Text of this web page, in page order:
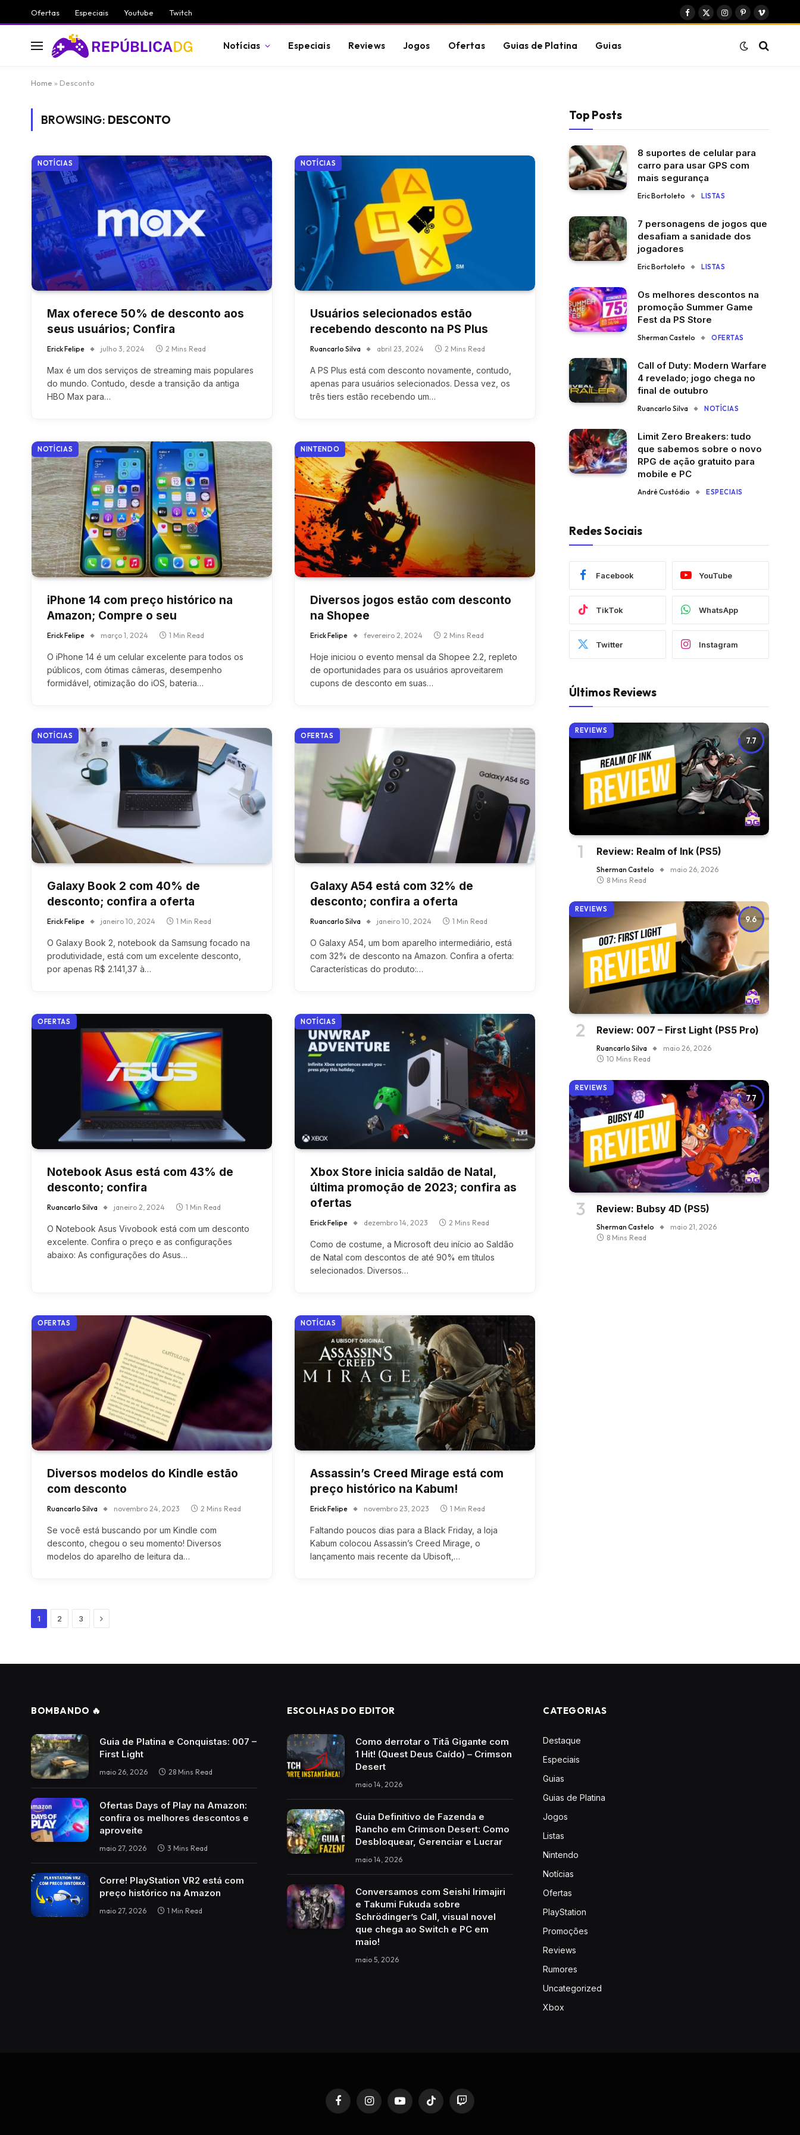
Ofertas Especiais Youtube Twitch
Facebook
X
Instagram
PinterestVimeo
Notícias Especiais Reviews Jogos Ofertas Guias de Platina Guias
Home » Desconto
BROWSING: DESCONTO
NOTÍCIAS
Max oferece 50% de desconto aos
seus usuários; Confira
Erick Felipe julho 3, 2024 2 Mins Read
Max é um dos serviços de streaming mais populares
do mundo. Contudo, desde a transição da antiga
HBO Max para…
NOTÍCIAS
Usuários selecionados estão
recebendo desconto na PS Plus
Ruancarlo Silva abril 23, 2024 2 Mins Read
A PS Plus está com desconto novamente, contudo,
apenas para usuários selecionados. Dessa vez, os
três tiers estão recebendo um…
NOTÍCIAS
iPhone 14 com preço histórico na
Amazon; Compre o seu
Erick Felipe março 1, 2024 1 Min Read
O iPhone 14 é um celular excelente para todos os
públicos, com ótimas câmeras, desempenho
formidável, otimização do iOS, bateria…
NINTENDO
Diversos jogos estão com desconto
na Shopee
Erick Felipe fevereiro 2, 2024 2 Mins Read
Hoje iniciou o evento mensal da Shopee 2.2, repleto
de oportunidades para os usuários aproveitarem
cupons de desconto em suas…
NOTÍCIAS
Galaxy Book 2 com 40% de
desconto; confira a oferta
Erick Felipe janeiro 10, 2024 1 Min Read
O Galaxy Book 2, notebook da Samsung focado na
produtividade, está com um excelente desconto,
por apenas R$ 2.141,37 à…
OFERTAS
Galaxy A54 está com 32% de
desconto; confira a oferta
Ruancarlo Silva janeiro 10, 2024 1 Min Read
O Galaxy A54, um bom aparelho intermediário, está
com 32% de desconto na Amazon. Confira a oferta:
Características do produto:…
OFERTAS
Notebook Asus está com 43% de
desconto; confira
Ruancarlo Silva janeiro 2, 2024 1 Min Read
O Notebook Asus Vivobook está com um desconto
excelente. Confira o preço e as configurações
abaixo: As configurações do Asus…
NOTÍCIAS
Xbox Store inicia saldão de Natal,
última promoção de 2023; confira as
ofertas
Erick Felipe dezembro 14, 2023 2 Mins Read
Como de costume, a Microsoft deu início ao Saldão
de Natal com descontos de até 90% em títulos
selecionados. Diversos…
OFERTAS
Diversos modelos do Kindle estão
com desconto
Ruancarlo Silva novembro 24, 2023 2 Mins Read
Se você está buscando por um Kindle com
desconto, chegou o seu momento! Diversos
modelos do aparelho de leitura da…
NOTÍCIAS
Assassin’s Creed Mirage está com
preço histórico na Kabum!
Erick Felipe novembro 23, 2023 1 Min Read
Faltando poucos dias para a Black Friday, a loja
Kabum colocou Assassin’s Creed Mirage, o
lançamento mais recente da Ubisoft,…
1 2 3 Next
Top Posts
8 suportes de celular para
carro para usar GPS com
mais segurança
Eric Bortoleto LISTAS
7 personagens de jogos que
desafiam a sanidade dos
jogadores
Eric Bortoleto LISTAS
Os melhores descontos na
promoção Summer Game
Fest da PS Store
Sherman Castelo OFERTAS
Call of Duty: Modern Warfare
4 revelado; jogo chega no
final de outubro
Ruancarlo Silva NOTÍCIAS
Limit Zero Breakers: tudo
que sabemos sobre o novo
RPG de ação gratuito para
mobile e PC
André Custódio ESPECIAIS
Redes Sociais
Facebook YouTube
TikTok WhatsApp
Twitter Instagram
Últimos Reviews
7.7
REVIEWS
Review: Realm of Ink (PS5)
Sherman Castelo
maio 26, 2026
8 Mins Read
9.6
REVIEWS
Review: 007 – First Light (PS5 Pro)
Ruancarlo Silva
maio 26, 2026
10 Mins Read
7.7
REVIEWS
Review: Bubsy 4D (PS5)
Sherman Castelo
maio 21, 2026
8 Mins Read
BOMBANDO 🔥
Guia de Platina e Conquistas: 007 –
First Light
maio 26, 2026 28 Mins Read
Ofertas Days of Play na Amazon:
confira os melhores descontos e
aproveite
maio 27, 2026 3 Mins Read
Corre! PlayStation VR2 está com
preço histórico na Amazon
maio 27, 2026 1 Min Read
ESCOLHAS DO EDITOR
Como derrotar o Titã Gigante com
1 Hit! (Quest Deus Caído) – Crimson
Desert
maio 14, 2026
Guia Definitivo de Fazenda e
Rancho em Crimson Desert: Como
Desbloquear, Gerenciar e Lucrar
maio 14, 2026
Conversamos com Seishi Irimajiri
e Takumi Fukuda sobre
Schrödinger’s Call, visual novel
que chega ao Switch e PC em
maio!
maio 5, 2026
CATEGORIAS
Destaque
Especiais
Guias
Guias de Platina
Jogos
Listas
Nintendo
Notícias
Ofertas
PlayStation
Promoções
Reviews
Rumores
Uncategorized
Xbox
FacebookInstagramYouTubeTikTok Twitch